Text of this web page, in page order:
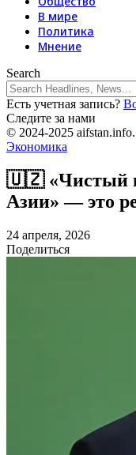
В мире
Политика
Мнение
Search
Есть учетная запись?
Следите за нами
© 2024-2025
Экономика
🇺🇿 «Чистый
Азии» — это
24 апреля, 2026
Поделиться